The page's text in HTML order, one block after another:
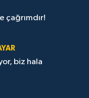
çağrımdır!
biz hala